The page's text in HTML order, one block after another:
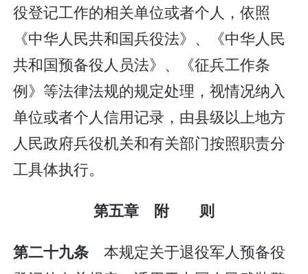
役登记工作的相关单位或者个人，依照
《中华人民共和国兵役法》、《中华人民
共和国预备役人员法》、《征兵工作条
例》等法律法规的规定处理，视情况纳入
单位或者个人信用记录，由县级以上地方
人民政府兵役机关和有关部门按照职责分
工具体执行。
第五章 附 则
第二十九条 本规定关于退役军人预备役